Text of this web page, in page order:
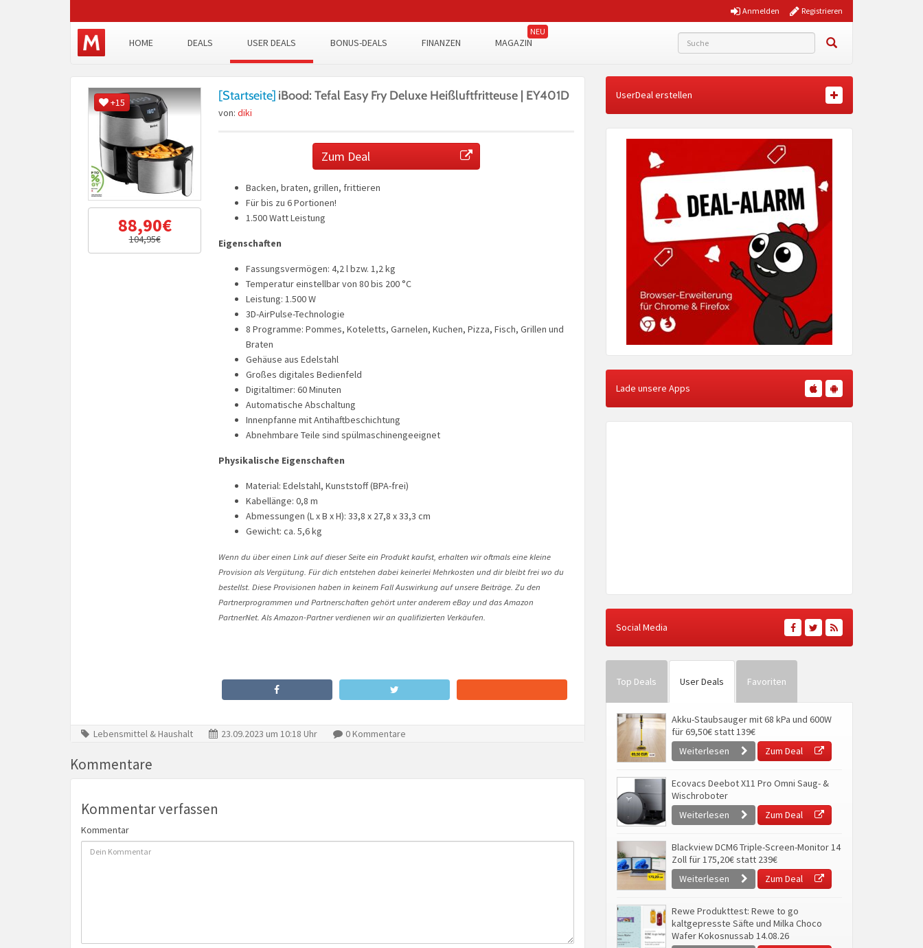
Registrieren
Anmelden
HOME DEALS USER DEALS BONUS-DEALS FINANZEN MAGAZIN
+15
88,90€
104,95€
[Startseite] iBood: Tefal Easy Fry Deluxe Heißluftfritteuse | EY401D
von: diki
Zum Deal
Backen, braten, grillen, frittieren
Für bis zu 6 Portionen!
1.500 Watt Leistung
Eigenschaften
Fassungsvermögen: 4,2 l bzw. 1,2 kg
Temperatur einstellbar von 80 bis 200 °C
Leistung: 1.500 W
3D-AirPulse-Technologie
8 Programme: Pommes, Koteletts, Garnelen, Kuchen, Pizza, Fisch, Grillen und
Braten
Gehäuse aus Edelstahl
Großes digitales Bedienfeld
Digitaltimer: 60 Minuten
Automatische Abschaltung
Innenpfanne mit Antihaftbeschichtung
Abnehmbare Teile sind spülmaschinengeeignet
Physikalische Eigenschaften
Material: Edelstahl, Kunststoff (BPA-frei)
Kabellänge: 0,8 m
Abmessungen (L x B x H): 33,8 x 27,8 x 33,3 cm
Gewicht: ca. 5,6 kg
Wenn du über einen Link auf dieser Seite ein Produkt kaufst, erhalten wir oftmals eine kleine
Provision als Vergütung. Für dich entstehen dabei keinerlei Mehrkosten und dir bleibt frei wo du
bestellst. Diese Provisionen haben in keinem Fall Auswirkung auf unsere Beiträge. Zu den
Partnerprogrammen und Partnerschaften gehört unter anderem eBay und das Amazon
PartnerNet. Als Amazon-Partner verdienen wir an qualifizierten Verkäufen.
Lebensmittel & Haushalt 23.09.2023 um 10:18 Uhr 0 Kommentare
Kommentare
Kommentar verfassen
Kommentar
UserDeal erstellen
Lade unsere Apps
Social Media
Top Deals User Deals Favoriten
Akku-Staubsauger mit 68 kPa und 600W
für 69,50€ statt 139€
Weiterlesen
Zum Deal
Ecovacs Deebot X11 Pro Omni Saug- &
Wischroboter
Weiterlesen
Zum Deal
Blackview DCM6 Triple-Screen-Monitor 14
Zoll für 175,20€ statt 239€
Weiterlesen
Zum Deal
Rewe Produkttest: Rewe to go
kaltgepresste Säfte und Milka Choco
Wafer Kokosnussab 14.08.26